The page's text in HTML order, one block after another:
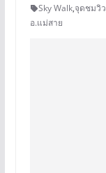
Sky Walk,จุดชมวิว
อ.แม่สาย